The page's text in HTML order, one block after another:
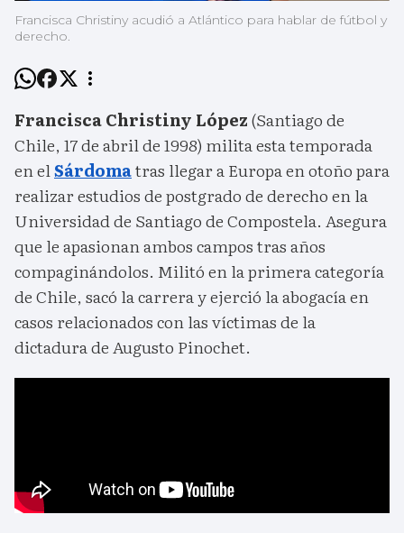
Francisca Christiny acudió a Atlántico para hablar de fútbol y
derecho.
Francisca Christiny López(Santiago de
Chile, 17 de abril de 1998) milita esta temporada
en elSárdomatras llegar a Europa en otoño para
realizar estudios de postgrado de derecho en la
Universidad de Santiago de Compostela. Asegura
que le apasionan ambos campos tras años
compaginándolos. Militó en la primera categoría
de Chile, sacó la carrera y ejerció la abogacía en
casos relacionados con las víctimas de la
dictadura de Augusto Pinochet.